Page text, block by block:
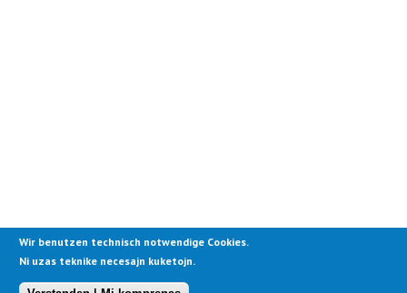
Wir benutzen technisch notwendige Cookies.
Ni uzas teknike necesajn kuketojn.